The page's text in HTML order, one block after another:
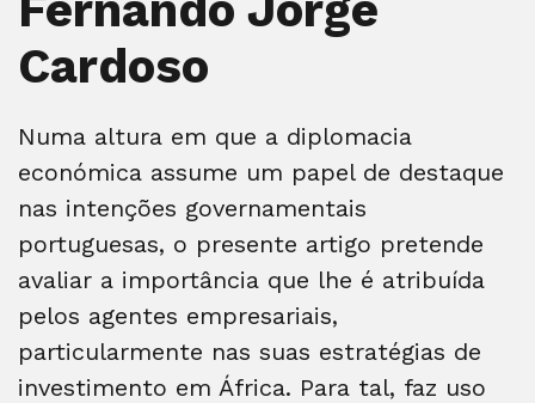
Cardoso
Numa altura em que a diplomacia
económica assume um papel de destaque
nas intenções governamentais
portuguesas, o presente artigo pretende
avaliar a importância que lhe é atribuída
pelos agentes empresariais,
particularmente nas suas estratégias de
investimento em África. Para tal, faz uso